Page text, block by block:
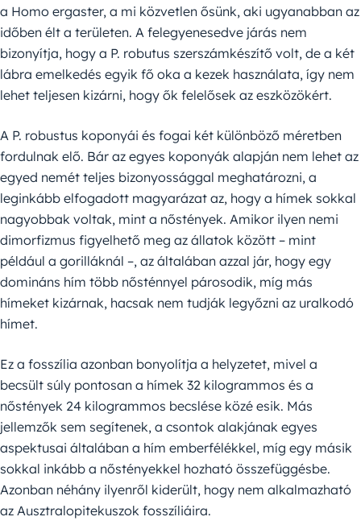
a Homo ergaster, a mi közvetlen ősünk, aki ugyanabban az
időben élt a területen. A felegyenesedve járás nem
bizonyítja, hogy a P. robutus szerszámkészítő volt, de a két
lábra emelkedés egyik fő oka a kezek használata, így nem
lehet teljesen kizárni, hogy ők felelősek az eszközökért.
A P. robustus koponyái és fogai két különböző méretben
fordulnak elő. Bár az egyes koponyák alapján nem lehet az
egyed nemét teljes bizonyossággal meghatározni, a
leginkább elfogadott magyarázat az, hogy a hímek sokkal
nagyobbak voltak, mint a nőstények. Amikor ilyen nemi
dimorfizmus figyelhető meg az állatok között – mint
például a gorilláknál –, az általában azzal jár, hogy egy
domináns hím több nősténnyel párosodik, míg más
hímeket kizárnak, hacsak nem tudják legyőzni az uralkodó
hímet.
Ez a fosszília azonban bonyolítja a helyzetet, mivel a
becsült súly pontosan a hímek 32 kilogrammos és a
nőstények 24 kilogrammos becslése közé esik. Más
jellemzők sem segítenek, a csontok alakjának egyes
aspektusai általában a hím emberfélékkel, míg egy másik
sokkal inkább a nőstényekkel hozható összefüggésbe.
Azonban néhány ilyenről kiderült, hogy nem alkalmazható
az Ausztralopitekuszok fosszíliáira.